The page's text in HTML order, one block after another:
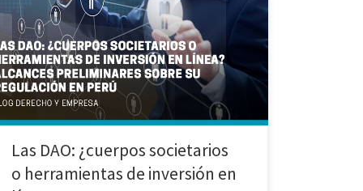
Inga, Angie Bárbara Milla Sarayasi, Melissa Rocio Puma
Corbacho. Introducción El surgimiento de la tecnología
blockchain, su evolución y la necesidad imperante de
crear estructuras organizacionales más flexibles y
transparentes han propiciado la creación de una
nueva forma de organización, la Decentralized
autonomous organization (DAO). […]
Las DAO: ¿cuerpos societarios
o herramientas de inversión en